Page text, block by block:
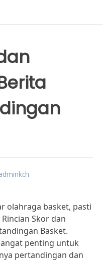
olahraga basket, pasti
Skor dan
Basket.
penting untuk
pertandingan dan